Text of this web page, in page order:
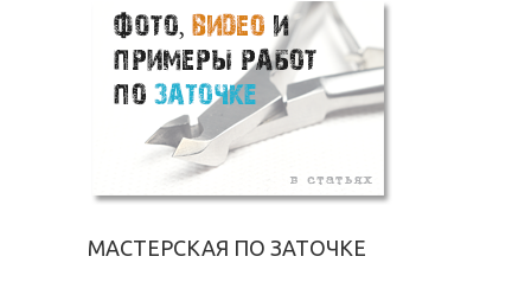
МАСТЕРСКАЯ ПО ЗАТОЧКЕ